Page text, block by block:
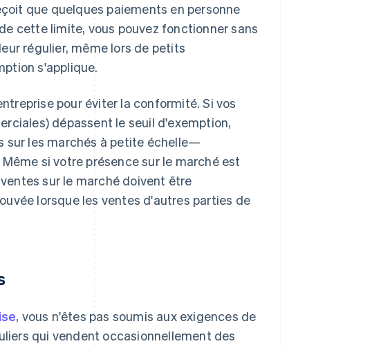
que quelques paiements en personne
cette limite, vous pouvez fonctionner sans
régulier, même lors de petits
s'applique.
pour éviter la conformité. Si vos
dépassent le seuil d'exemption,
les marchés à petite échelle—
si votre présence sur le marché est
sur le marché doivent être
lorsque les ventes d'autres parties de
, vous n'êtes pas soumis aux exigences de
qui vendent occasionnellement des